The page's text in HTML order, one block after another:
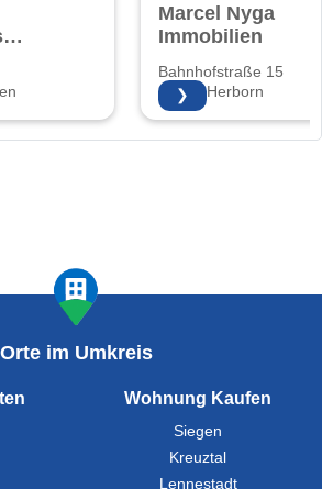
Marcel Nyga
Immobilien
Bahnhofstraße 15
35745 Herborn
❯
Orte im Umkreis
Wohnung Kaufen
Siegen
Kreuztal
Lennestadt